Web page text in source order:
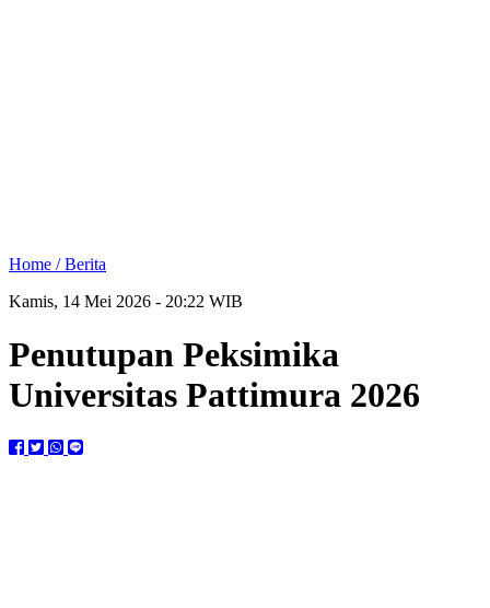
Home /Berita
Kamis, 14 Mei 2026 - 20:22 WIB
Penutupan Peksimika
Universitas Pattimura 2026